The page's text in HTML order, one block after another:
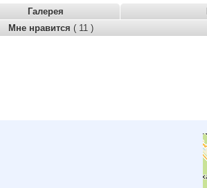
Галерея
Мне нравится ( 11 )